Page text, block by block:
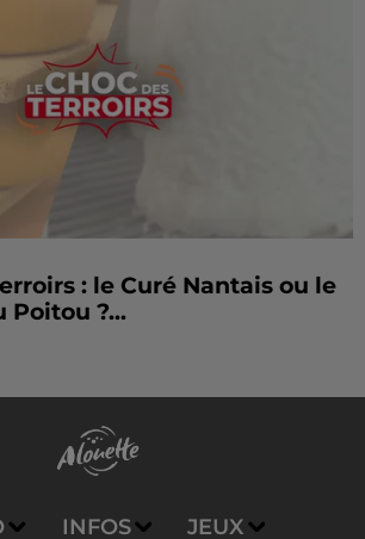
: le Curé Nantais ou le
Poitou ?...
INFOS JEUX